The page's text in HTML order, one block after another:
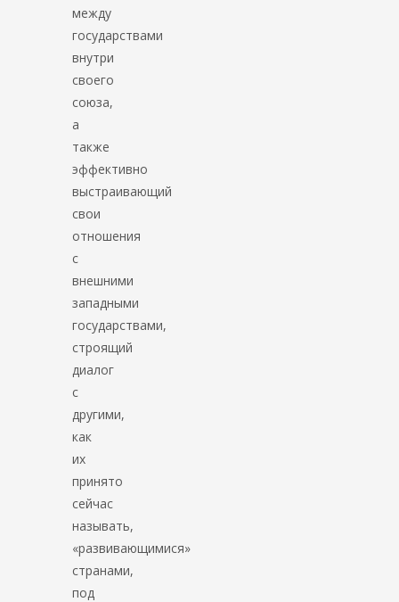
между
государствами
внутри
своего
союза,
а
также
эффективно
выстраивающий
свои
отношения
с
внешними
западными
государствами,
строящий
диалог
с
другими,
как
их
принято
сейчас
называть,
«развивающимися»
странами,
под